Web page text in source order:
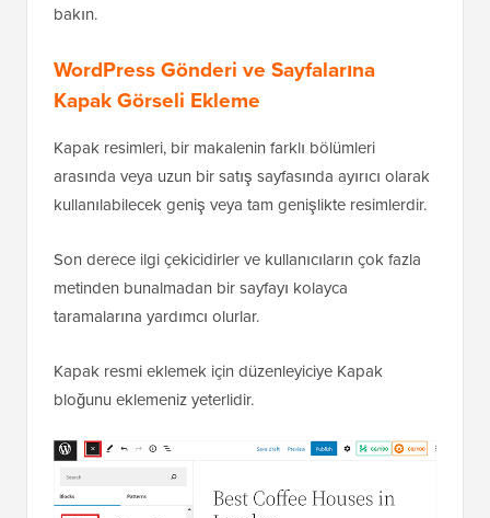
bakın.
WordPress Gönderi ve Sayfalarına
Kapak Görseli Ekleme
Kapak resimleri, bir makalenin farklı bölümleri
arasında veya uzun bir satış sayfasında ayırıcı olarak
kullanılabilecek geniş veya tam genişlikte resimlerdir.
Son derece ilgi çekicidirler ve kullanıcıların çok fazla
metinden bunalmadan bir sayfayı kolayca
taramalarına yardımcı olurlar.
Kapak resmi eklemek için düzenleyiciye Kapak
bloğunu eklemeniz yeterlidir.